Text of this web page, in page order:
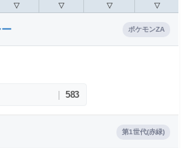
▽ ▽ ▽ ▽
ポケモンZA
583
第1世代(赤緑)